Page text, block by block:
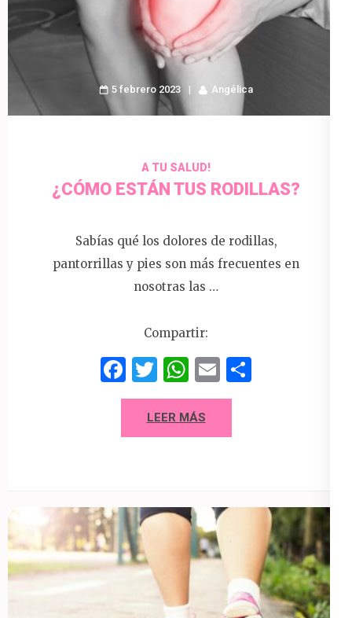
5 febrero 2023 Angélica
A TU SALUD!
¿CÓMO ESTÁN TUS RODILLAS?
Sabías qué los dolores de rodillas,
pantorrillas y pies son más frecuentes en
nosotras las …
Compartir:
Facebook
Twitter
WhatsApp
Email
LEER MÁS